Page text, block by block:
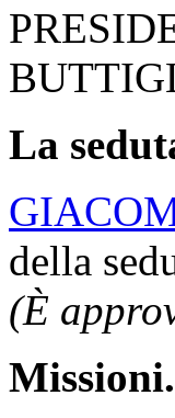
La
della
(È
Missioni.